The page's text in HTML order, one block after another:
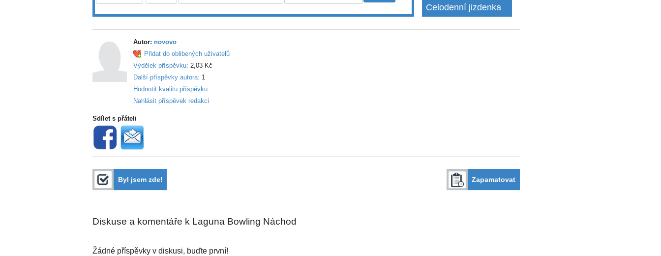
Celodenní jizdenka
Autor: novovo
Přidat do oblibených uživatelů
Výdělek příspěvku: 2,03 Kč
Další příspěvky autora: 1
Hodnotit kvalitu příspěvku
Nahlásit příspěvek redakci
Sdílet s přáteli
Byl jsem zde! Zapamatovat
Diskuse a komentáře k Laguna Bowling Náchod
Žádné příspěvky v diskusi, buďte první!